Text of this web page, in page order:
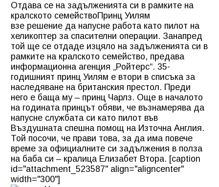
Отдава се на задълженията си в рамките на
кралското семействоПринц Уилям
взе решение да напусне работа като пилот на
хеликоптер за спасителни операции. Занапред
той ще се отдаде изцяло на задълженията си в
рамките на кралското семейство, предава
информационна агенция „Ройтерс“. 35-
годишният принц Уилям е втори в списъка за
наследяване на британския престол. Преди
него е баща му – принц Чарлз. Още в началото
на годината принцът обяви, че възнамерява да
напусне службата си като пилот във
Въздушната спешна помощ на Източна Англия.
Той посочи, че прави това, за да има повече
време за официалните си задължения в полза
на баба си – кралица Елизабет Втора. [caption
id="attachment_523587" align="aligncenter"
width="300"]